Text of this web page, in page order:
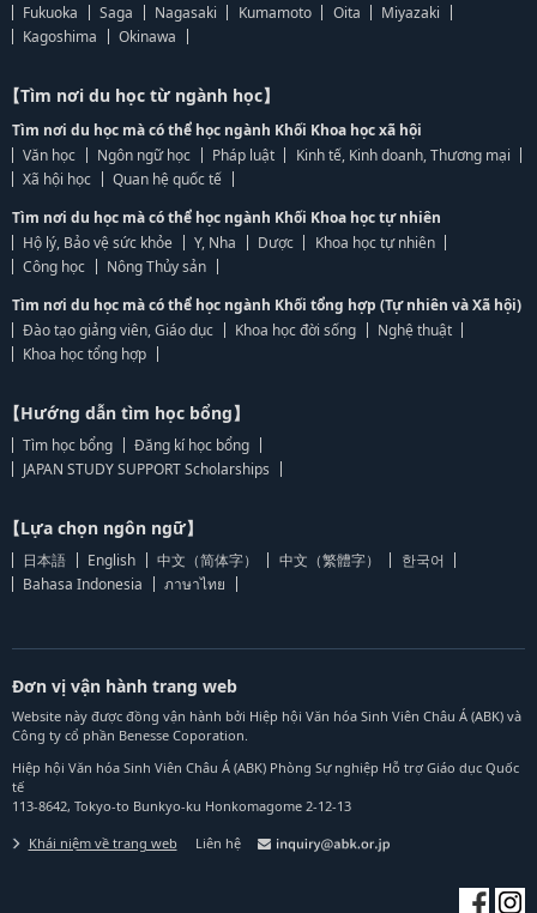
Fukuoka
Saga Nagasaki Kumamoto Oita
Miyazaki
Kagoshima
Okinawa
【Tìm nơi du học từ ngành học】
Tìm nơi du học mà có thể học ngành Khối Khoa học xã hội
Văn học
Ngôn ngữ học Pháp luật
Kinh tế, Kinh doanh, Thương mại
Xã hội học
Quan hệ quốc tế
Tìm nơi du học mà có thể học ngành Khối Khoa học tự nhiên
Hộ lý, Bảo vệ sức khỏe
Y, Nha Dược
Khoa học tự nhiên
Công học
Nông Thủy sản
Tìm nơi du học mà có thể học ngành Khối tổng hợp (Tự nhiên và Xã hội)
Đào tạo giảng viên, Giáo dục
Khoa học đời sống
Nghệ thuật
Khoa học tổng hợp
【Hướng dẫn tìm học bổng】
Tìm học bổng
Đăng kí học bổng
JAPAN STUDY SUPPORT Scholarships
【Lựa chọn ngôn ngữ】
日本語 English 中文（简体字） 中文（繁體字）
한국어
Bahasa Indonesia
ภาษาไทย
Đơn vị vận hành trang web
Website này được đồng vận hành bởi Hiệp hội Văn hóa Sinh Viên Châu Á (ABK) và
Công ty cổ phần Benesse Coporation.
Hiệp hội Văn hóa Sinh Viên Châu Á (ABK) Phòng Sự nghiệp Hỗ trợ Giáo dục Quốc
tế
113-8642, Tokyo-to Bunkyo-ku Honkomagome 2-12-13
Khái niệm về trang web Liên hệ